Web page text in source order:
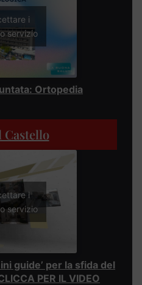
i
servizio
Ortopedia
i
servizio
guide’ per la sfida del
PER IL VIDEO